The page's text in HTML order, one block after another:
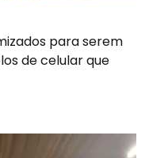
para serem
de celular que